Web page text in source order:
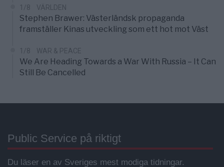
1/8 VÄRLDEN
Stephen Brawer: Västerländsk propaganda
framställer Kinas utveckling som ett hot mot Väst
1/8 WAR & PEACE
We Are Heading Towards a War With Russia – It Can
Still Be Cancelled
Public Service på riktigt
Du läser en av Sveriges mest modiga tidningar.